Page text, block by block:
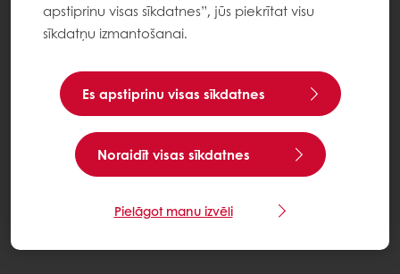
apstiprinu visas sīkdatnes”, jūs piekrītat visu
sīkdatņu izmantošanai.
Es apstiprinu visas sīkdatnes
Noraidīt visas sīkdatnes
Pielāgot manu izvēli